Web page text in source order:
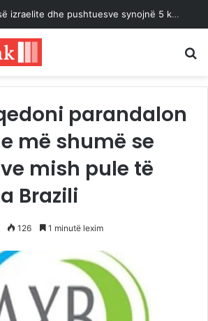
Sulmet e ushtrisë izraelite dhe pushtuesve synojnë 5 komunitete palestineze në Bregun Perëndimor të pushtuar
parandalon
më shumë se
mish pule të
Brazili
126 1 minutë lexim